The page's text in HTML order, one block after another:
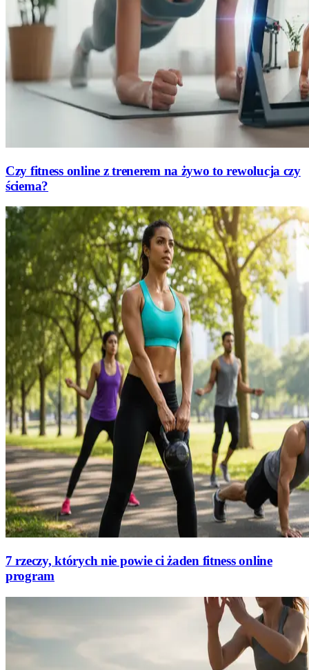
Czy fitness online z trenerem na żywo to rewolucja czy
ściema?
7 rzeczy, których nie powie ci żaden fitness online
program